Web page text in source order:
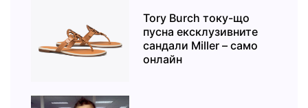
Tory Burch току-що
пусна ексклузивните
сандали Miller – само
онлайн